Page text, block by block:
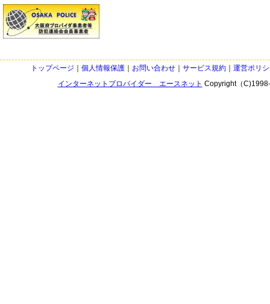
トップページ 個人情報保護 お問い合わせ サービス規約
運営ポリ
インターネットプロバイダー エースネット Copyright（